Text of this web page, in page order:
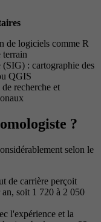
de logiciels comme R
terrain
: cartographie des
QGIS
recherche et
?
selon le
de carrière perçoit
soit 1 720 à 2 050
l'expérience et la